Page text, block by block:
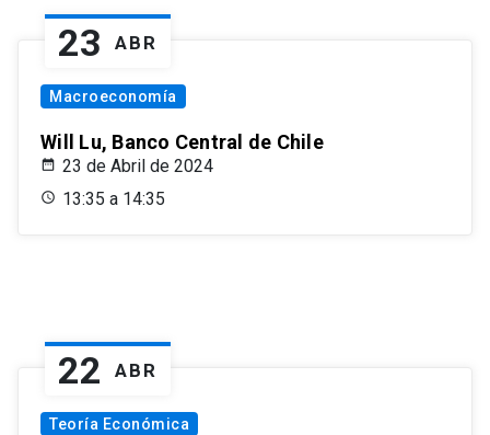
23 ABR
Macroeconomía
Will Lu, Banco Central de Chile
23 de Abril de 2024
13:35 a 14:35
22 ABR
Teoría Económica